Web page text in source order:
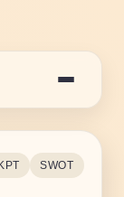
KPT SWOT